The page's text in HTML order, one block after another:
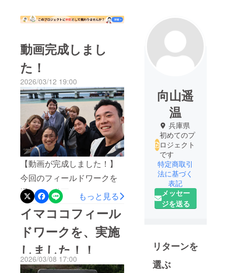
動画完成しまし
た！
2026/03/12 19:00
【動画が完成しました！】
今回のフィールドワークを
通した、動画をつくりまし
た。ぜひご覧ください！！
https://youtu.be/eoXgPKdhH
ac?si=v4SrFghKv9Ih641n
もっと見る
イマココフィール
ドワークを、実施
しました！！
2026/03/08 17:00
向山遥
温
兵庫県
初めてのプ
ロジェクト
です
特定商取引
法に基づく
表記
メッセー
ジを送る
リターンを
選ぶ